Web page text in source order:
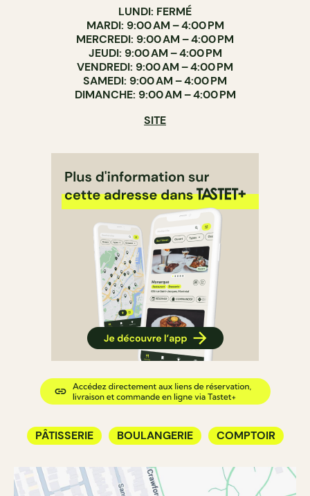
LUNDI: FERMÉ
MARDI: 9:00 AM – 4:00 PM
MERCREDI: 9:00 AM – 4:00 PM
JEUDI: 9:00 AM – 4:00 PM
VENDREDI: 9:00 AM – 4:00 PM
SAMEDI: 9:00 AM – 4:00 PM
DIMANCHE: 9:00 AM – 4:00 PM
SITE
PÂTISSERIE BOULANGERIE COMPTOIR